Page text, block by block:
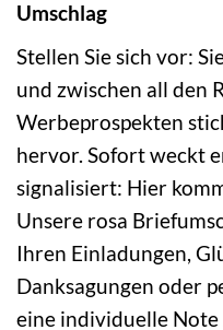
Umschlag
Stellen Sie sich vor:
und zwischen all den
Werbeprospekten
hervor. Sofort weckt
signalisiert: Hier
Unsere rosa
Ihren Einladungen,
Danksagungen oder
eine individuelle Note